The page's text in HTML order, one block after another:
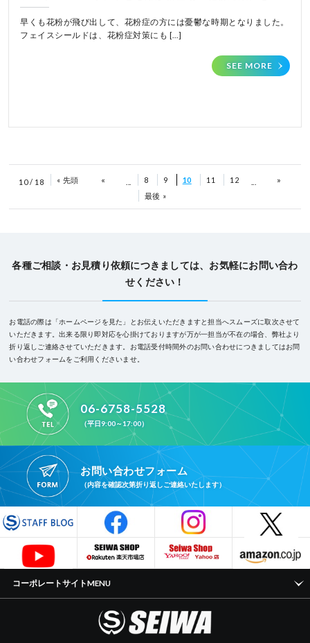
早くも花粉が飛び出して、花粉症の方には憂鬱な時期となりました。
フェイスシールドは、花粉症対策にも […]
SEE MORE
10 / 18 « 先頭 « 8 9 10 11 12 »
最後 »
各種ご相談・お見積り依頼につきましては、お気軽にお問い合わ
せください！
お電話の際は「ホームページを見た」とお伝えいただきますと担当へスムーズに取次させて
いただきます。出来る限り即対応を心掛けておりますが万が一担当が不在の場合、弊社より
折り返しご連絡させていただきます。
お電話受付時間外のお問い合わせにつきましてはお問
い合わせフォームをご利用くださいませ。
06-6758-5528
（平日9:00～17:00）
お問い合わせフォーム
（内容を確認次第折り返しご連絡いたします）
コーポレートサイトMENU